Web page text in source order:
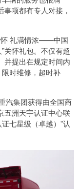
项都有专人对接，
怀 礼满情浓——中国
关怀礼包。不仅有超
并提出在规定时间内
时维修，超时补
汽集团获得由全国商
五洲天宇认证中心联
七星级（卓越）”认